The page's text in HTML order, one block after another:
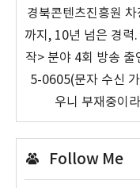
경북콘텐츠진흥원
까지, 10년 넘은 경
작> 분야 4회 방송
5-0605(문자 수신
우니 부재중이
Follow Me